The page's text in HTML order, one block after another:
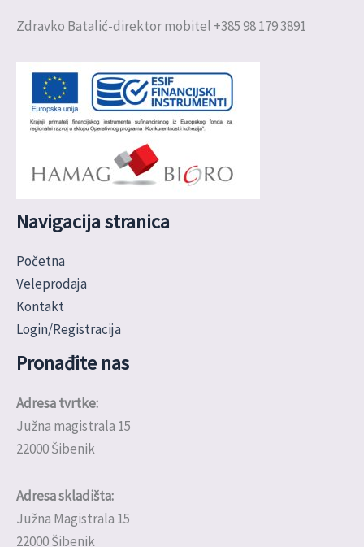
Zdravko Batalić-direktor mobitel +385 98 179 3891
Navigacija stranica
Početna
Veleprodaja
Kontakt
Login/Registracija
Pronađite nas
Adresa tvrtke:
Južna magistrala 15
22000 Šibenik
Adresa skladišta:
Južna Magistrala 15
22000 Šibenik